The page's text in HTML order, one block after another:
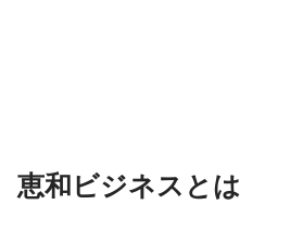
恵和ビジネスとは